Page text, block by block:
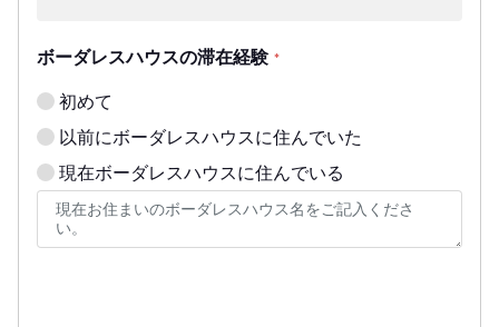
ボーダレスハウスの滞在経験 *
初めて
以前にボーダレスハウスに住んでいた
現在ボーダレスハウスに住んでいる